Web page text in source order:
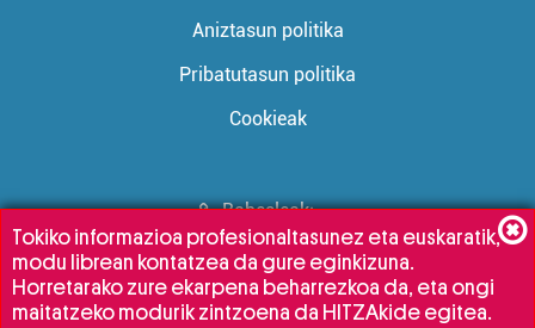
Aniztasun politika
Pribatutasun politika
Cookieak
Babesleak:
Tokiko informazioa profesionaltasunez eta euskaratik,
modu librean kontatzea da gure eginkizuna.
Horretarako zure ekarpena beharrezkoa da, eta ongi
maitatzeko modurik zintzoena da HITZAkide egitea.